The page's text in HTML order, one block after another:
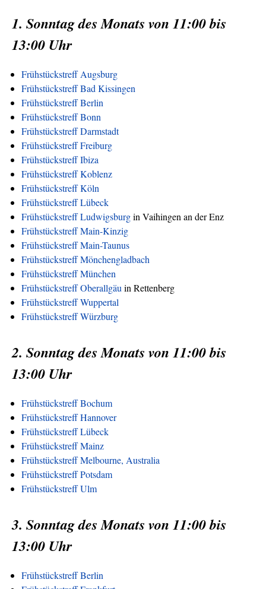
1. Sonntag des Monats von 11:00 bis
13:00 Uhr
Frühstückstreff Augsburg
Frühstückstreff Bad Kissingen
Frühstückstreff Berlin
Frühstückstreff Bonn
Frühstückstreff Darmstadt
Frühstückstreff Freiburg
Frühstückstreff Ibiza
Frühstückstreff Koblenz
Frühstückstreff Köln
Frühstückstreff Lübeck
Frühstückstreff Ludwigsburgin Vaihingen an der Enz
Frühstückstreff Main-Kinzig
Frühstückstreff Main-Taunus
Frühstückstreff Mönchengladbach
Frühstückstreff München
Frühstückstreff Oberallgäu in Rettenberg
Frühstückstreff Wuppertal
Frühstückstreff Würzburg
2. Sonntag des Monats von 11:00 bis
13:00 Uhr
Frühstückstreff Bochum
Frühstückstreff Hannover
Frühstückstreff Lübeck
Frühstückstreff Mainz
Frühstückstreff Melbourne, Australia
Frühstückstreff Potsdam
Frühstückstreff Ulm
3. Sonntag des Monats von 11:00 bis
13:00 Uhr
Frühstückstreff Berlin